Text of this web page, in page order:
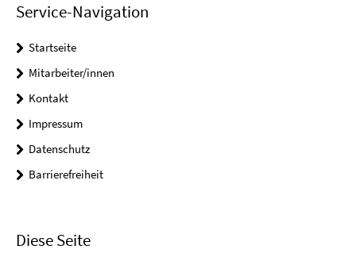
Service-Navigation
Startseite
Mitarbeiter/innen
Kontakt
Impressum
Datenschutz
Barrierefreiheit
Diese Seite